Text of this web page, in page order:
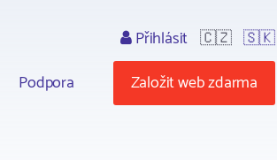
Podpora
Přihlásit 🇨🇿 🇸🇰
Založit web zdarma